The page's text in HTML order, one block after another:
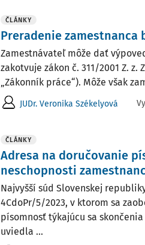
ČLÁNKY
Preradenie zamestnanca
Zamestnávateľ môže dať
zakotvuje zákon č. 311/2001 Z.
„Zákonník práce“). Môže však
JUDr. Veronika Székelyová
ČLÁNKY
Adresa na doručovanie
neschopnosti
Najvyšší súd Slovenskej
4CdoPr/5/2023, v ktorom sa
písomnosť týkajúcu sa
uviedla ...